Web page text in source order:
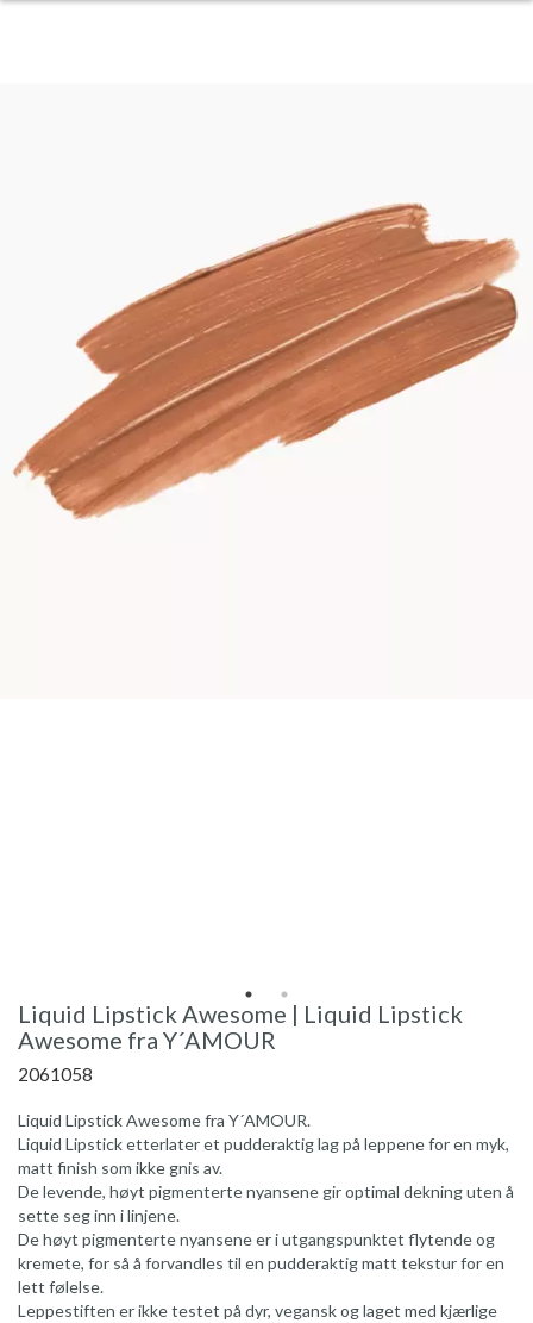
Liquid Lipstick Awesome | Liquid Lipstick
Awesome fra Y´AMOUR
2061058
Liquid Lipstick Awesome fra Y´AMOUR.
Liquid Lipstick etterlater et pudderaktig lag på leppene for en myk,
matt finish som ikke gnis av.
De levende, høyt pigmenterte nyansene gir optimal dekning uten å
sette seg inn i linjene.
De høyt pigmenterte nyansene er i utgangspunktet flytende og
kremete, for så å forvandles til en pudderaktig matt tekstur for en
lett følelse.
Leppestiften er ikke testet på dyr, vegansk og laget med kjærlige